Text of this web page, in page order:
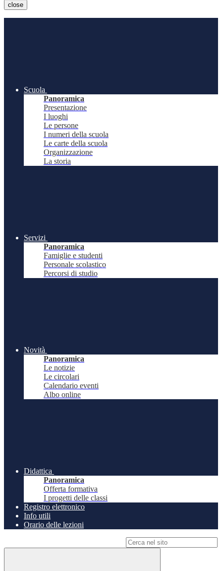
close
Scuola
Panoramica
Presentazione
I luoghi
Le persone
I numeri della scuola
Le carte della scuola
Organizzazione
La storia
Servizi
Panoramica
Famiglie e studenti
Personale scolastico
Percorsi di studio
Novità
Panoramica
Le notizie
Le circolari
Calendario eventi
Albo online
Didattica
Panoramica
Offerta formativa
I progetti delle classi
Registro elettronico
Info utili
Orario delle lezioni